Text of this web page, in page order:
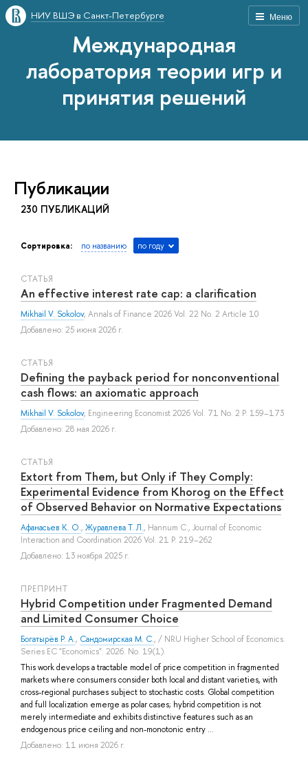
Меню
НИУ ВШЭ в Санкт-Петербурге
Международная
лаборатория теории игр и
принятия решений
Публикации
230 ПУБЛИКАЦИЙ
Сортировка: по названию по году
СТАТЬЯ
An effective interest rate cap: a clarification
Mikhail V. Sokolov, Annals of Finance 2026 Vol. 22 No. 2 Article 10
Добавлено: 25 июня 2026 г.
СТАТЬЯ
Defining the payback period for nonconventional
cash flows: an axiomatic approach
Mikhail V. Sokolov, Engineering Economist 2026 Vol. 71 No. 2 P. 159–173
Добавлено: 28 мая 2026 г.
СТАТЬЯ
Extort from Them, but Only if They Comply:
Experimental Evidence from Khorog on the Effect
of Observed Behavior on Normative Expectations
Афанасьев К. О., Журавлева Т. Л., Hannum C., Journal of Economic
Interaction and Coordination 2026 Vol. 21 P. 219–262
Добавлено: 13 ноября 2025 г.
ПРЕПРИНТ
Hybrid Competition under Fragmented Demand
and Limited Consumer Choice
Богатырёв Р. А., Сандомирская М. С., / NRU Higher School of Economics.
Series EC "Economics". 2026. No. 19(1).
This work develops a tractable model of price competition in fragmented
markets where consumers consider both local and distant varieties, with
cross-regional purchases subject to stochastic costs. Global competition
and full localization emerge as polar cases; hybrid competition is not
merely intermediate and exhibits distinctive features such as an
endogenous price ceiling and non-monotonic entry ...
Добавлено: 11 июня 2026 г.